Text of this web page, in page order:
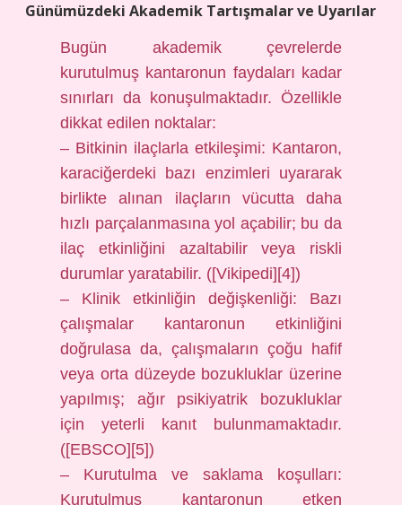
Günümüzdeki Akademik Tartışmalar ve Uyarılar
Bugün akademik çevrelerde
kurutulmuş kantaronun faydaları kadar
sınırları da konuşulmaktadır. Özellikle
dikkat edilen noktalar:
– Bitkinin ilaçlarla etkileşimi: Kantaron,
karaciğerdeki bazı enzimleri uyararak
birlikte alınan ilaçların vücutta daha
hızlı parçalanmasına yol açabilir; bu da
ilaç etkinliğini azaltabilir veya riskli
durumlar yaratabilir. ([Vikipedi][4])
– Klinik etkinliğin değişkenliği: Bazı
çalışmalar kantaronun etkinliğini
doğrulasa da, çalışmaların çoğu hafif
veya orta düzeyde bozukluklar üzerine
yapılmış; ağır psikiyatrik bozukluklar
için yeterli kanıt bulunmamaktadır.
([EBSCO][5])
– Kurutulma ve saklama koşulları:
Kurutulmuş kantaronun etken